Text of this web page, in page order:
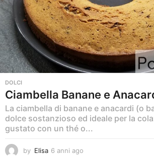
DOLCI
Ciambella Banane e
La ciambella di banane e anacardi (o
dolce sostanzioso ed ideale per la
gustato con un thé o...
by Elisa 6 anni ago